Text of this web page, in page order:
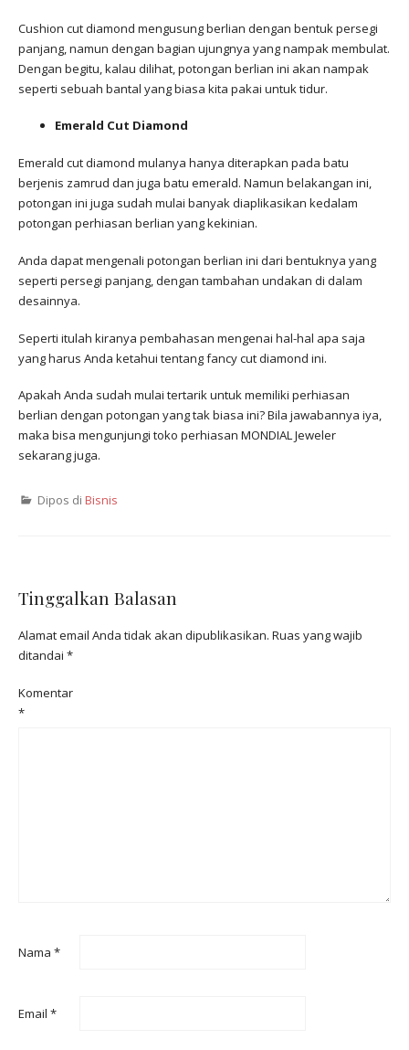
Cushion cut diamond mengusung berlian dengan bentuk persegi
panjang, namun dengan bagian ujungnya yang nampak membulat.
Dengan begitu, kalau dilihat, potongan berlian ini akan nampak
seperti sebuah bantal yang biasa kita pakai untuk tidur.
Emerald Cut Diamond
Emerald cut diamond mulanya hanya diterapkan pada batu
berjenis zamrud dan juga batu emerald. Namun belakangan ini,
potongan ini juga sudah mulai banyak diaplikasikan kedalam
potongan perhiasan berlian yang kekinian.
Anda dapat mengenali potongan berlian ini dari bentuknya yang
seperti persegi panjang, dengan tambahan undakan di dalam
desainnya.
Seperti itulah kiranya pembahasan mengenai hal-hal apa saja
yang harus Anda ketahui tentang fancy cut diamond ini.
Apakah Anda sudah mulai tertarik untuk memiliki perhiasan
berlian dengan potongan yang tak biasa ini? Bila jawabannya iya,
maka bisa mengunjungi toko perhiasan MONDIAL Jeweler
sekarang juga.
Dipos di Bisnis
Tinggalkan Balasan
Alamat email Anda tidak akan dipublikasikan. Ruas yang wajib
ditandai *
Komentar
*
Nama *
Email *